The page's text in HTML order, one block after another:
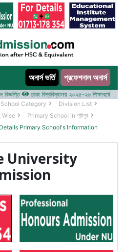
অনার্স ভর্তি প্রফেশনাল অনার্স
ঢাকা বিশ্ববিদ্যালয় ২০২৫-২৬ শিক্ষাবর্ষে
School Category
Division List
Wise
Primary School in শ্রীপুর
Details Primary School's Information
University